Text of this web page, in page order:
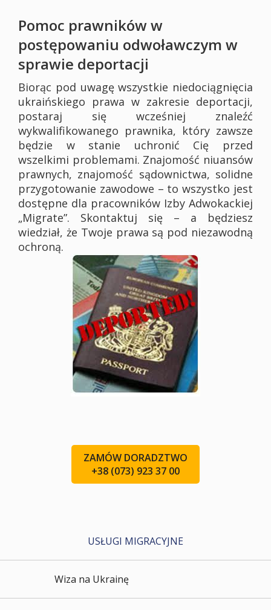
Pomoc prawników w
postępowaniu odwoławczym w
sprawie deportacji
Biorąc pod uwagę wszystkie niedociągnięcia
ukraińskiego prawa w zakresie deportacji,
postaraj się wcześniej znaleźć
wykwalifikowanego prawnika, który zawsze
będzie w stanie uchronić Cię przed
wszelkimi problemami. Znajomość niuansów
prawnych, znajomość sądownictwa, solidne
przygotowanie zawodowe – to wszystko jest
dostępne dla pracowników Izby Adwokackiej
„Migrate”. Skontaktuj się – a będziesz
wiedział, że Twoje prawa są pod niezawodną
ochroną.
ZAMÓW DORADZTWO
+38 (073) 923 37 00
USŁUGI MIGRACYJNE
Wiza na Ukrainę